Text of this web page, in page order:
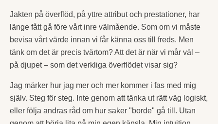
Jakten på överflöd, på yttre attribut och prestationer, har
länge fått gå före vårt inre välmående. Som om vi måste
bevisa vårt värde innan vi får känna oss till freds. Men
tänk om det är precis tvärtom? Att det är när vi mår väl –
på djupet – som det verkliga överflödet visar sig?
Jag märker hur jag mer och mer kommer i fas med mig
själv. Steg för steg. Inte genom att tänka ut rätt väg logiskt,
eller följa andras råd om hur saker "borde" gå till. Utan